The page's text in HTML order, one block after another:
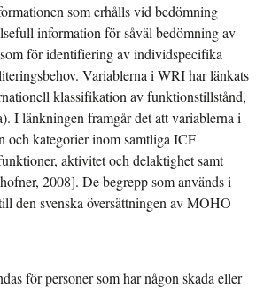
som erhålls vid bedömning
information för såväl bedömning av
för identifiering av individspecifika
Variablerna i WRI har länkats
klassifikation av funktionstillstånd,
I länkningen framgår det att variablerna i
och kategorier inom samtliga ICF
aktivitet och delaktighet samt
2008]. De begrepp som används i
den svenska översättningen av MOHO
för personer som har någon skada eller